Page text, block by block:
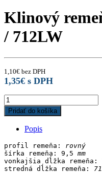
Klinový
/ 712LW
1,10€ bez DPH
1,35€ s DPH
Klinový
remeň
SPZ
9,5x725LA
712LW
quantity
Pridať do košíka
Popis
profil remeňa: rovný
šírka remeňa: 9,5 mm
vonkajšia dĺžka remeňa:
stredná dĺžka remeňa: